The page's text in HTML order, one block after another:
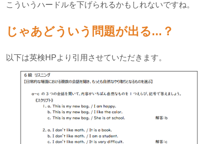
こういうハードルを下げられるかもしれないですね。
じゃあどういう問題が出る...？
以下は英検HPより引用させていただきます。